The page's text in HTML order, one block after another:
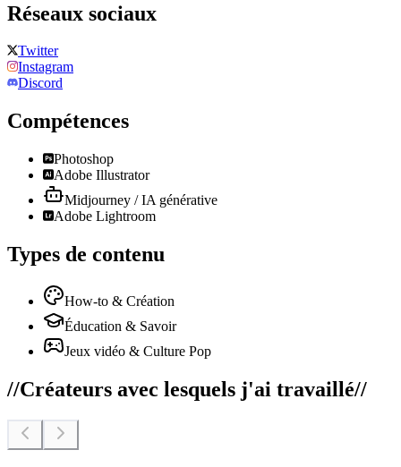
Réseaux sociaux
Twitter
Instagram
Discord
Compétences
Photoshop
Adobe Illustrator
Midjourney / IA générative
Adobe Lightroom
Types de contenu
How-to & Création
Éducation & Savoir
Jeux vidéo & Culture Pop
//Créateurs avec lesquels j'ai travaillé//